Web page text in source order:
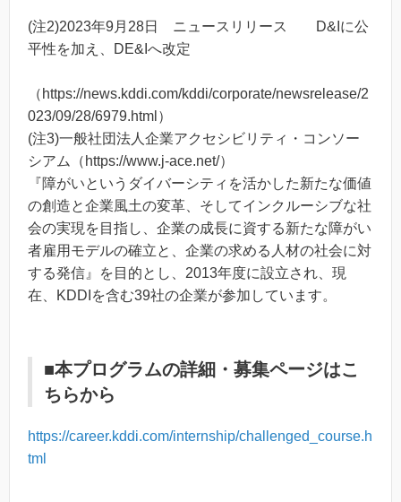
(注2)2023年9月28日 ニュースリリース D&Iに公
平性を加え、DE&Iへ改定
（https://news.kddi.com/kddi/corporate/newsrelease/2
023/09/28/6979.html）
(注3)一般社団法人企業アクセシビリティ・コンソー
シアム（https://www.j-ace.net/）
『障がいというダイバーシティを活かした新たな価値
の創造と企業風土の変革、そしてインクルーシブな社
会の実現を目指し、企業の成長に資する新たな障がい
者雇用モデルの確立と、企業の求める人材の社会に対
する発信』を目的とし、2013年度に設立され、現
在、KDDIを含む39社の企業が参加しています。
■本プログラムの詳細・募集ページはこ
ちらから
https://career.kddi.com/internship/challenged_course.h
tml